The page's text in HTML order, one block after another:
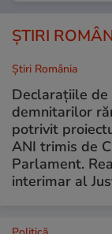
ȘTIRI
Știri România
Declarațiile de
demnitarilor
potrivit
ANI trimis de
Parlament.
interimar al